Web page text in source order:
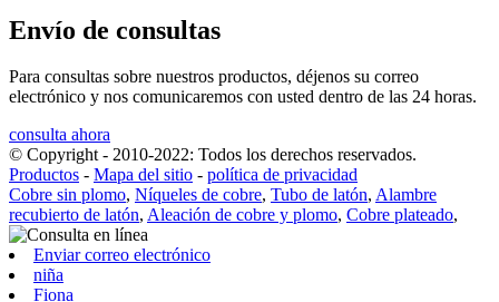
Envío de consultas
Para consultas sobre nuestros productos, déjenos su correo
electrónico y nos comunicaremos con usted dentro de las 24 horas.
consulta ahora
© Copyright - 2010-2022: Todos los derechos reservados.
Productos - Mapa del sitio - política de privacidad
Cobre sin plomo, Níqueles de cobre, Tubo de latón, Alambre
recubierto de latón, Aleación de cobre y plomo, Cobre plateado,
Enviar correo electrónico
niña
Fiona